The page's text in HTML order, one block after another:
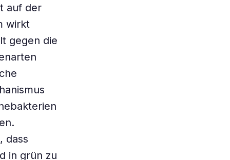
auf der
wirkt
gegen die
dass
in grün zu